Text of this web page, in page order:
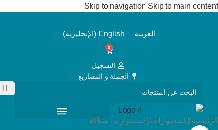
Skip to navigation Skip to main content
العربية English
( الإنجليزية)
0
التسجيل
الجملة و المشاريع
الرئيسية/ إكسسوارات/ إكسسوارات سباكة